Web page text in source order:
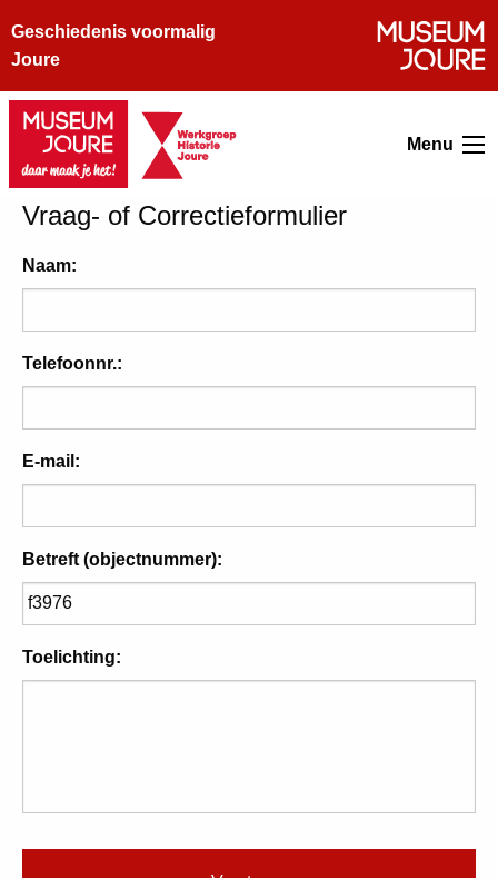
Geschiedenis voormalig
Joure
Menu
Vraag- of Correctieformulier
Naam:
Telefoonnr.:
E-mail:
Betreft (objectnummer):
Toelichting: